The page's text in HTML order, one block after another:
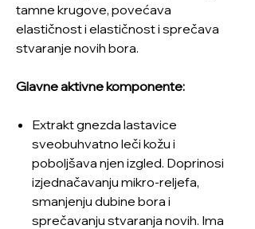
tamne krugove, povećava
elastičnost i elastičnost i sprečava
stvaranje novih bora.
Glavne aktivne komponente:
Extrakt gnezda lastavice
sveobuhvatno leči kožu i
poboljšava njen izgled. Doprinosi
izjednačavanju mikro-reljefa,
smanjenju dubine bora i
sprečavanju stvaranja novih. Ima